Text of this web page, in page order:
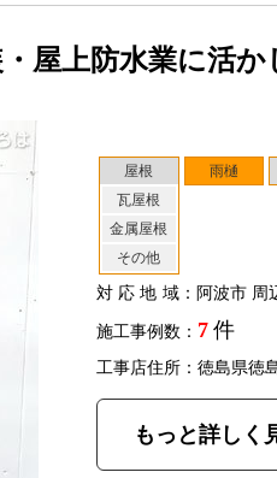
屋上防水業に活
屋根
瓦屋根
金属屋根
その他
雨樋
対応地域：阿波市 周
施工事例数： 7 件
工事店住所：徳島県徳
もっと詳しく